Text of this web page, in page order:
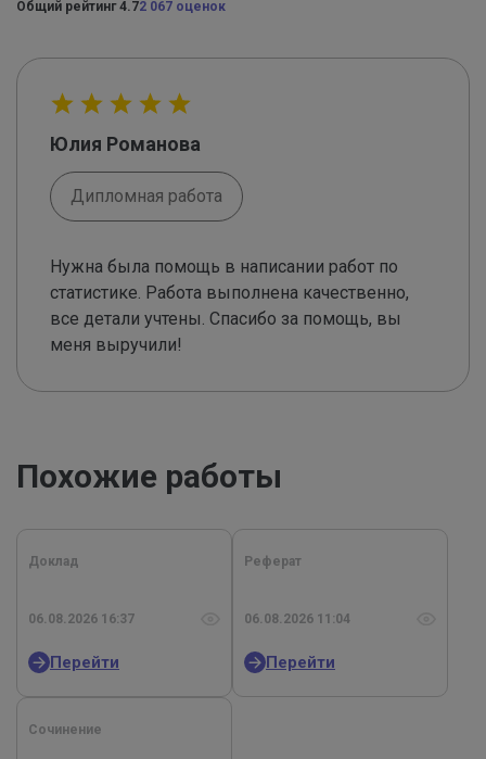
Общий рейтинг 4.72 067 оценок
Юлия Романова
Дипломная работа
Нужна была помощь в написании работ по
статистике. Работа выполнена качественно,
все детали учтены. Спасибо за помощь, вы
меня выручили!
Похожие работы
Доклад
06.08.2026 16:37
Перейти
Реферат
06.08.2026 11:04
Перейти
Сочинение